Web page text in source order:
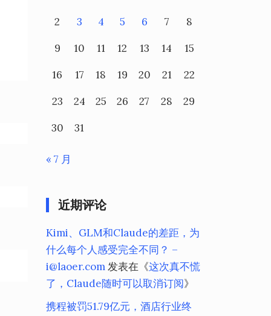
2
3 4 5 6 7
8
9
10 11 12 13 14
15
16
17 18 19 20 21
22
23
24 25 26 27 28
29
30
31
« 7 月
近期评论
Kimi、GLM和Claude的差距，为
什么每个人感受完全不同？ –
i@laoer.com发表在《这次真不慌
了，Claude随时可以取消订阅》
携程被罚51.79亿元，酒店行业终